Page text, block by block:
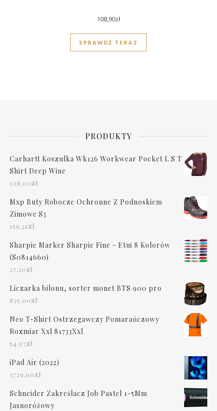
108,90zł
SPRAWDŹ TERAZ
PRODUKTY
Carhartt Koszulka Wk126 Workwear Pocket L S T
Shirt Deep Wine
108,00zł
Mxp Buty Robocze Ochronne Z Podnoskiem
Zimowe S3
159,21zł
Sharpie Marker Sharpie Fine - Etui 8 Kolorów
(S0814660)
27,20zł
Liczarka bilonu, sorter monet BTS 900 pro
835,00zł
Neo T-Shirt Ostrzegawczy Pomarańczowy
Rozmiar Xxl 81733Xxl
54,97zł
iPad Air (2022)
3729,00zł
Schneider Zakreślacz Job Pastel 1-5Mm
Jasnoróżowy